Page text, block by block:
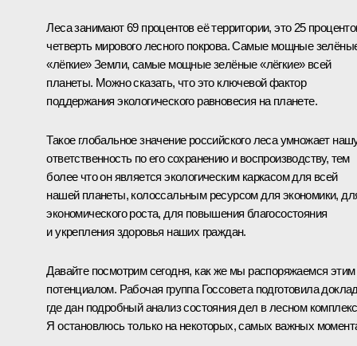
Леса занимают 69 процентов её территории, это 25
четверть мирового лесного покрова. Самые мощные
«лёгкие» Земли, самые мощные зелёные «лёгкие» всей
планеты. Можно сказать, что это ключевой фактор
поддержания экологического равновесия на планете.
Такое глобальное значение российского леса умножает
ответственность по его сохранению и воспроизводству, тем
более что он является экологическим каркасом для всей
нашей планеты, колоссальным ресурсом для экономики,
экономического роста, для повышения благосостояния
и укрепления здоровья наших граждан.
Давайте посмотрим сегодня, как же мы распоряжаемся этим
потенциалом. Рабочая группа Госсовета подготовила
где дан подробный анализ состояния дел в лесном
Я остановлюсь только на некоторых, самых важных